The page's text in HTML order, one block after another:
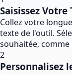
Saisissez Votre
Collez votre
texte de l'outil.
souhaitée,
2
Personnalisez